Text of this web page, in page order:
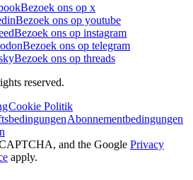
Bezoek ons op x
Bezoek ons op youtube
Bezoek ons op instagram
Bezoek ons op telegram
Bezoek ons op threads
reserved.
Cookie Politik
Abonnementbedingungen
and the Google Privacy
apply.